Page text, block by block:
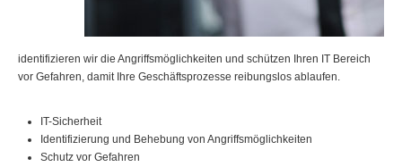
identifizieren wir die Angriffsmöglichkeiten und schützen Ihren IT Bereich
vor Gefahren, damit Ihre Geschäftsprozesse reibungslos ablaufen.
IT-Sicherheit
Identifizierung und Behebung von Angriffsmöglichkeiten
Schutz vor Gefahren